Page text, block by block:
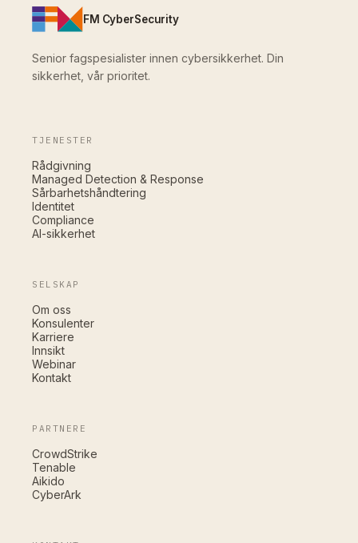
FM CyberSecurity
Senior fagspesialister innen cybersikkerhet. Din
sikkerhet, vår prioritet.
TJENESTER
Rådgivning
Managed Detection & Response
Sårbarhetshåndtering
Identitet
Compliance
AI-sikkerhet
SELSKAP
Om oss
Konsulenter
Karriere
Innsikt
Webinar
Kontakt
PARTNERE
CrowdStrike
Tenable
Aikido
CyberArk